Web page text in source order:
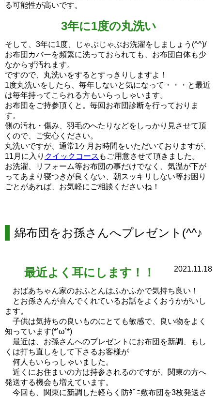
る可能性が高いです。
3年に1度の丸洗い
そして、3年に1度、じゃぶじゃぶお洗濯をしましょう(^^)/
お布団カバーを頻繁に洗っておられても、お布団自体も少
なからず汚れます。
ですので、丸洗いをするとすっきりしますよ！
1度丸洗いをしたら、毎年しないと気になって・・・と最近
は毎年持ってこられる方もいらっしゃいます。
お布団をご持参頂くと。毎回お布団診断を行っておりま
す。
側の汚れ・傷み、羽毛のへたりなどをしっかり見させて頂
くので、ご安心ください。
丸洗いですが、通常1ケ月お時間をいただいておりますが、
11月に入り クイックコース もご用意させて頂きました。
お洗濯、リフォーム等お布団の事だけでなく、気温が下が
ってあまり寝つきが良くない、朝スッキリしない等お困り
ごとがあれば、お気軽にご相談くださいね！
綿布団をお孫さんへプレゼント(^^♪
2021.11.18
最近よく耳にします！！
おばあちゃん家のおふとんはふかふかで気持ち良い！
とお孫さんが喜んでくれているお話をよくおうかがいし
ます。
子供は気持ちの良いものにとても敏感で、良い物をよく
知っています(*’ω’*)
最近は、お孫さんへのプレゼントにお布団を新調、もし
くは打ち直しをして下さるお客様が
何人もいらっしゃいました。
近くにお住まいの方は持参されるのですが、関東の方へ
発送する機会も増えています。
今回も、関東に新調した軽らく防ﾀﾞﾆ敷布団を3枚発送さ